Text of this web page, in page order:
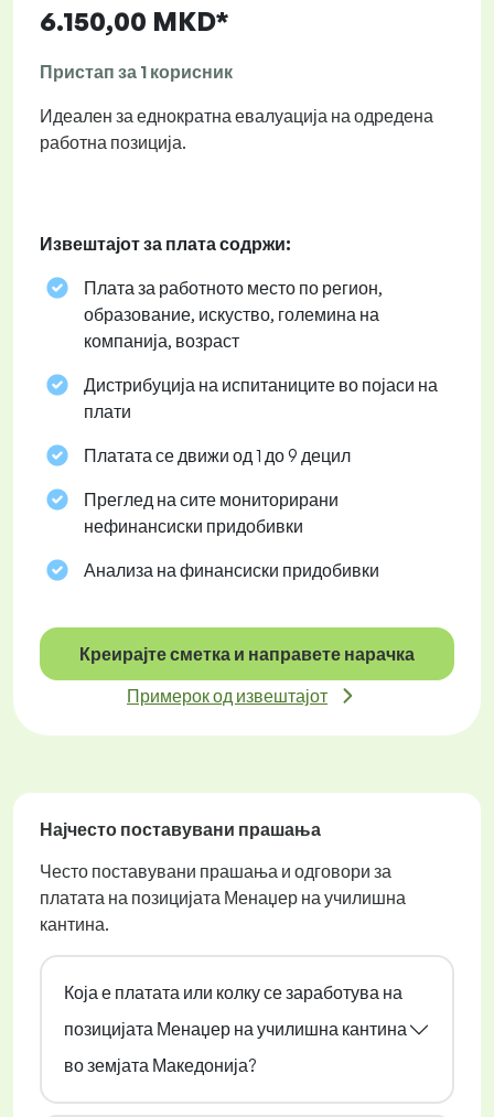
6.150,00 MKD*
Пристап за 1 корисник
Идеален за еднократна евалуација на одредена
работна позиција.
Извештајот за плата содржи:
Плата за работното место по регион,
образование, искуство, големина на
компанија, возраст
Дистрибуција на испитаниците во појаси на
плати
Платата се движи од 1 до 9 децил
Преглед на сите мониторирани
нефинансиски придобивки
Анализа на финансиски придобивки
Креирајте сметка и направете нарачка
Примерок од извештајот
Најчесто поставувани прашања
Често поставувани прашања и одговори за
платата на позицијата Менаџер на училишна
кантина.
Која е платата или колку се заработува на
позицијата Менаџер на училишна кантина
во земјата Македонија?